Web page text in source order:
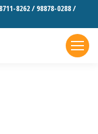
8262 / 98878-0288 /